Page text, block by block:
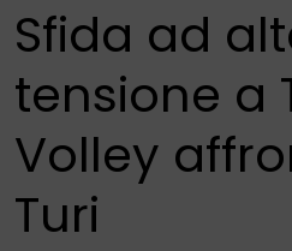
Sfida ad
tensione a
Volley
Turi